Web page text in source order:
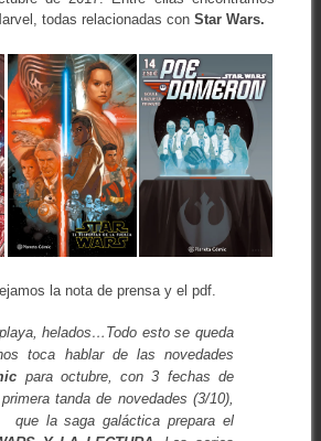
todas relacionadas con Star Wars.
la nota de prensa y el pdf.
helados…Todo esto se queda
toca hablar de las novedades
para octubre, con 3 fechas de
tanda de novedades (3/10),
que la saga galáctica prepara el